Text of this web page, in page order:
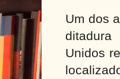
Um dos
Unidos